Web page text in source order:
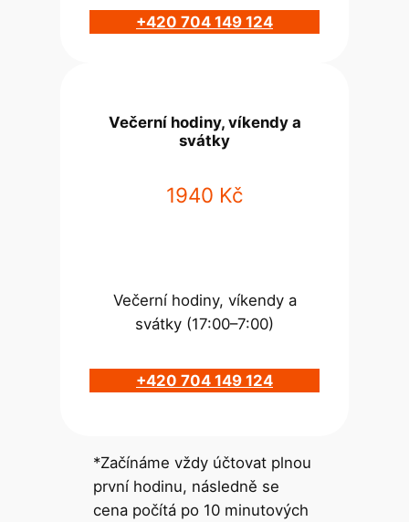
+420 704 149 124
Večerní hodiny, víkendy a
svátky
1940 Kč
Večerní hodiny, víkendy a
svátky (17:00–7:00)
+420 704 149 124
*Začínáme vždy účtovat plnou
první hodinu, následně se
cena počítá po 10 minutových